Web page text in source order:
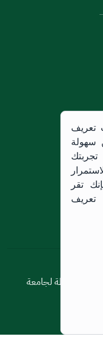
© 2026 جميع الحقوق محفوظة لجامعة
تعريف
سهولة
تقر